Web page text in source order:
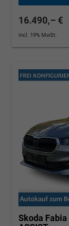
16.490,– €
incl. 19% MwSt.
Skoda Fabia